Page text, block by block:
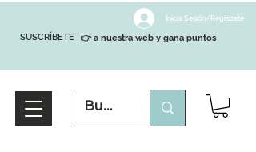
SUSCRÍBETE
Inicia Sesión/Regístrate
👉 a nuestra web y gana puntos